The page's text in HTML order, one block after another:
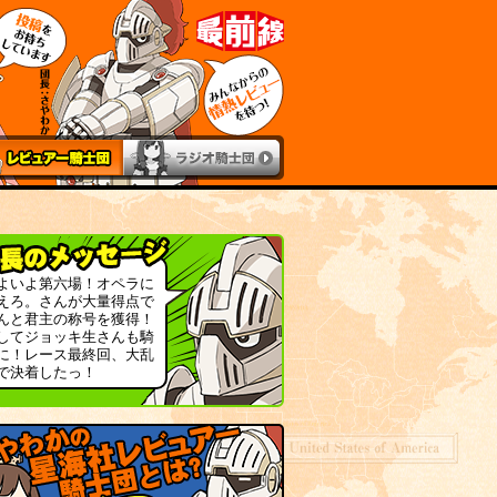
いよ第六場！オペラに
ろ。さんが大量得点で
と君主の称号を獲得！
てジョッキ生さんも騎
！レース最終回、大乱
決着したっ！